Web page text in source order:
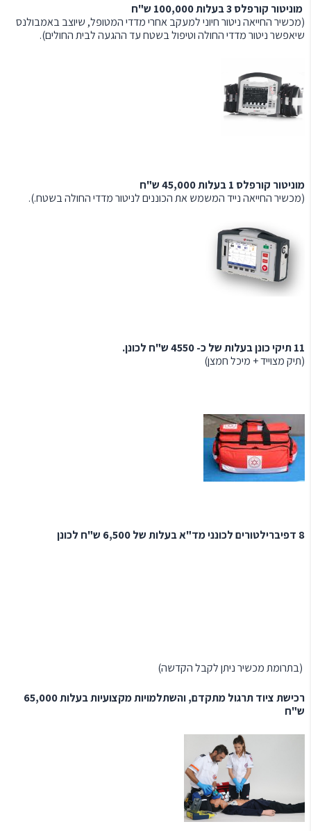
מוניטור קורפלס 3 בעלות 100,000 ש"ח
(מכשיר החייאה ניטור חיוני למעקב אחרי מדדי המטופל, שיוצב באמבולנס
שיאפשר ניטור מדדי החולה וטיפול בשטח עד ההגעה לבית החולים).
מוניטור קורפלס 1 בעלות 45,000 ש"ח
(מכשיר החייאה נייד המשמש את הכוננים לניטור מדדי החולה בשטח.).
11 תיקי כונן בעלות של כ- 4550 ש"ח לכונן.
(תיק מצוייד + מיכל חמצן)
8 דפיברילטורים לכונני מד"א בעלות של 6,500 ש"ח לכונן
(בתרומת מכשיר ניתן לקבל הקדשה)
רכישת ציוד תרגול מתקדם, והשתלמויות מקצועיות בעלות 65,000
ש"ח